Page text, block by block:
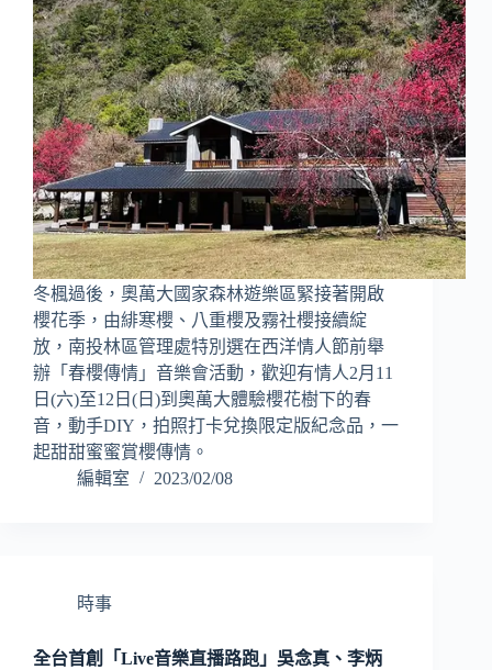
冬楓過後，奧萬大國家森林遊樂區緊接著開啟
櫻花季，由緋寒櫻、八重櫻及霧社櫻接續綻
放，南投林區管理處特別選在西洋情人節前舉
辦「春櫻傳情」音樂會活動，歡迎有情人2月11
日(六)至12日(日)到奧萬大體驗櫻花樹下的春
音，動手DIY，拍照打卡兌換限定版紀念品，一
起甜甜蜜蜜賞櫻傳情。
編輯室
2023/02/08
時事
全台首創「Live音樂直播路跑」吳念真、李炳